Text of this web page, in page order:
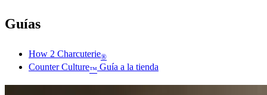
Guías
How 2 Charcuterie®
Counter Culture™ Guía a la tienda